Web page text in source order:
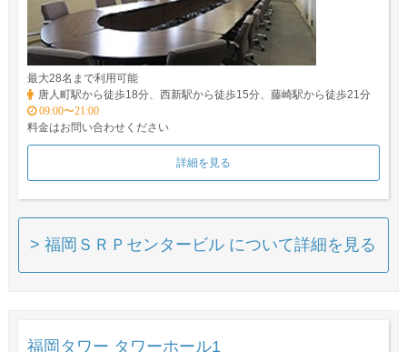
最大28名まで利用可能
唐人町駅から徒歩18分、西新駅から徒歩15分、藤崎駅から徒歩21分
09:00〜21:00
料金はお問い合わせください
詳細を見る
> 福岡ＳＲＰセンタービル について詳細を見る
福岡タワー タワーホール1